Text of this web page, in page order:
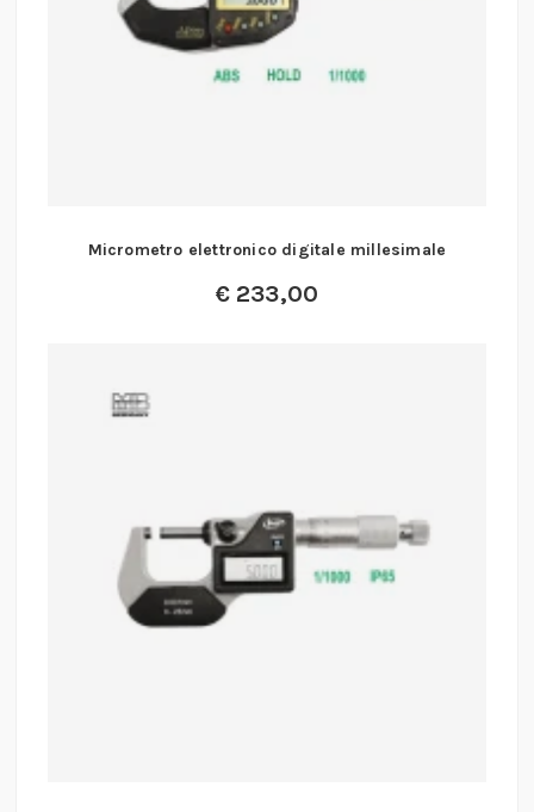
Micrometro elettronico digitale millesimale
€233,00